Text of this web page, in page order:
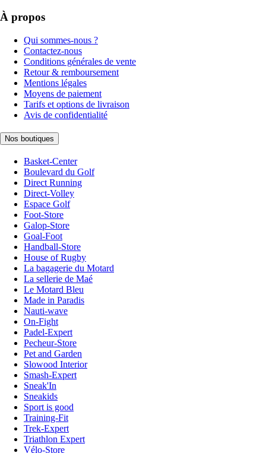
À propos
Qui sommes-nous ?
Contactez-nous
Conditions générales de vente
Retour & remboursement
Mentions légales
Moyens de paiement
Tarifs et options de livraison
Avis de confidentialité
Nos boutiques
Basket-Center
Boulevard du Golf
Direct Running
Direct-Volley
Espace Golf
Foot-Store
Galop-Store
Goal-Foot
Handball-Store
House of Rugby
La bagagerie du Motard
La sellerie de Maé
Le Motard Bleu
Made in Paradis
Nauti-wave
On-Fight
Padel-Expert
Pecheur-Store
Pet and Garden
Slowood Interior
Smash-Expert
Sneak'In
Sneakids
Sport is good
Training-Fit
Trek-Expert
Triathlon Expert
Vélo-Store